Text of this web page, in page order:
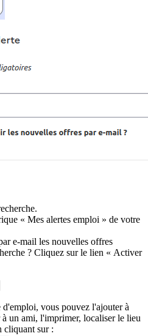
« Mes alertes emploi » de votre
e-mail les nouvelles offres
? Cliquez sur le lien « Activer
vous pouvez l'ajouter à
un ami, l'imprimer, localiser le lieu
cliquant sur :